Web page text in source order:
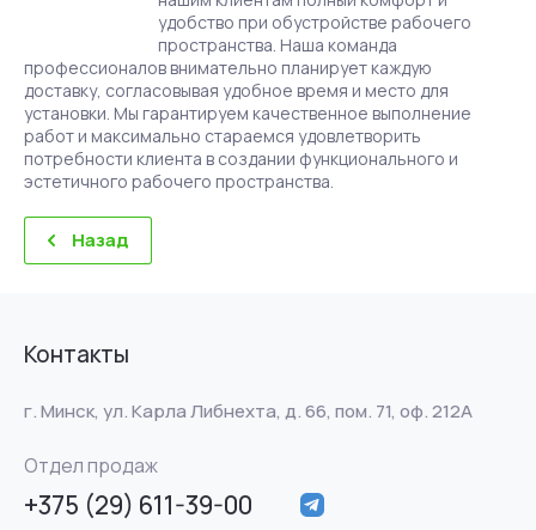
удобство при обустройстве рабочего
пространства. Наша команда
профессионалов внимательно планирует каждую
доставку, согласовывая удобное время и место для
установки. Мы гарантируем качественное выполнение
работ и максимально стараемся удовлетворить
потребности клиента в создании функционального и
эстетичного рабочего пространства.
Назад
Контакты
г. Минск, ул. Карла Либнехта, д. 66, пом. 71, оф. 212А
Отдел продаж
+375 (29) 611-39-00